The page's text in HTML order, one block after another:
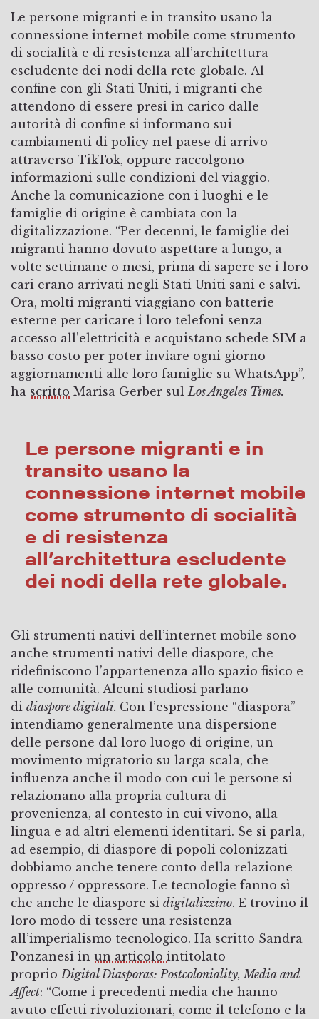
Le persone migranti e in transito usano la
connessione internet mobile come strumento
di socialità e di resistenza all’architettura
escludente dei nodi della rete globale. Al
confine con gli Stati Uniti, i migranti che
attendono di essere presi in carico dalle
autorità di confine si informano sui
cambiamenti di policy nel paese di arrivo
attraverso TikTok, oppure raccolgono
informazioni sulle condizioni del viaggio.
Anche la comunicazione con i luoghi e le
famiglie di origine è cambiata con la
digitalizzazione. “Per decenni, le famiglie dei
migranti hanno dovuto aspettare a lungo, a
volte settimane o mesi, prima di sapere se i loro
cari erano arrivati negli Stati Uniti sani e salvi.
Ora, molti migranti viaggiano con batterie
esterne per caricare i loro telefoni senza
accesso all’elettricità e acquistano schede SIM a
basso costo per poter inviare ogni giorno
aggiornamenti alle loro famiglie su WhatsApp”,
ha scritto Marisa Gerber sul Los Angeles Times.
Le persone migranti e in
transito usano la
connessione internet mobile
come strumento di socialità
e di resistenza
all’architettura escludente
dei nodi della rete globale.
Gli strumenti nativi dell’internet mobile sono
anche strumenti nativi delle diaspore, che
ridefiniscono l’appartenenza allo spazio fisico e
alle comunità. Alcuni studiosi parlano
di diaspore digitali. Con l’espressione “diaspora”
intendiamo generalmente una dispersione
delle persone dal loro luogo di origine, un
movimento migratorio su larga scala, che
influenza anche il modo con cui le persone si
relazionano alla propria cultura di
provenienza, al contesto in cui vivono, alla
lingua e ad altri elementi identitari. Se si parla,
ad esempio, di diaspore di popoli colonizzati
dobbiamo anche tenere conto della relazione
oppresso / oppressore. Le tecnologie fanno sì
che anche le diaspore si digitalizzino. E trovino il
loro modo di tessere una resistenza
all’imperialismo tecnologico. Ha scritto Sandra
Ponzanesi in un articolo intitolato
proprio Digital Diasporas: Postcoloniality, Media and
Affect: “Come i precedenti media che hanno
avuto effetti rivoluzionari, come il telefono e la